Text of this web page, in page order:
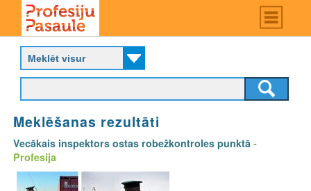
main
content
Main
menu
P
o
f
e
s
i
j
u
p
a
Meklēšanas rezultāti
Vecākais inspektors ostas robežkontroles punktā -
Profesija